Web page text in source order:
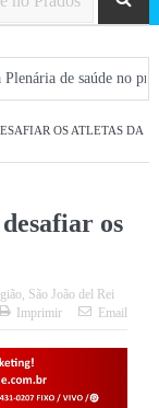
saúde no próximo
OS ATLETAS DA
os
, São João del Rei
Imprimir
Email